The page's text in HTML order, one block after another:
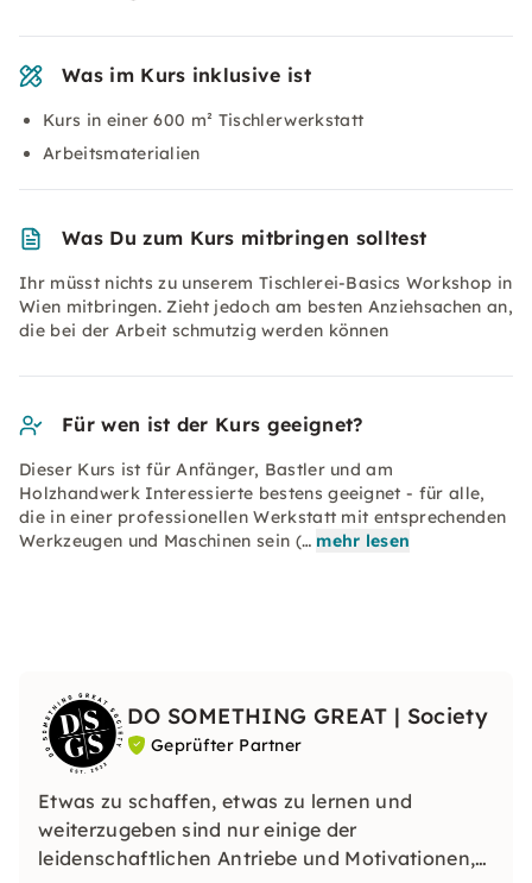
Was im Kurs inklusive ist
Kurs in einer 600 m² Tischlerwerkstatt
Arbeitsmaterialien
Was Du zum Kurs mitbringen solltest
Ihr müsst nichts zu unserem Tischlerei-Basics Workshop in
Wien mitbringen. Zieht jedoch am besten Anziehsachen an,
die bei der Arbeit schmutzig werden können
Für wen ist der Kurs geeignet?
Dieser Kurs ist für Anfänger, Bastler und am
Holzhandwerk Interessierte bestens geeignet - für alle,
die in einer professionellen Werkstatt mit entsprechenden
Werkzeugen und Maschinen sein (… mehr lesen
DO SOMETHING GREAT | Society
Geprüfter Partner
Etwas zu schaffen, etwas zu lernen und
weiterzugeben sind nur einige der
leidenschaftlichen Antriebe und Motivationen,